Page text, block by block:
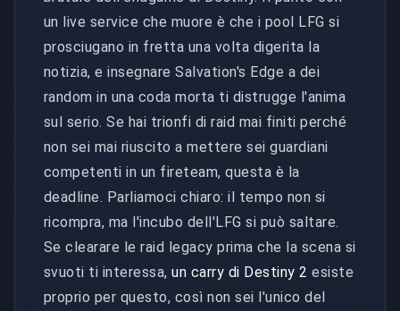
un live service che muore è che i pool LFG si
prosciugano in fretta una volta digerita la
notizia, e insegnare Salvation's Edge a dei
random in una coda morta ti distrugge l'anima
sul serio. Se hai trionfi di raid mai finiti perché
non sei mai riuscito a mettere sei guardiani
competenti in un fireteam, questa è la
deadline. Parliamoci chiaro: il tempo non si
ricompra, ma l'incubo dell'LFG si può saltare.
Se clearare le raid legacy prima che la scena si
svuoti ti interessa,un carry di Destiny 2 esiste
proprio per questo, così non sei l'unico del